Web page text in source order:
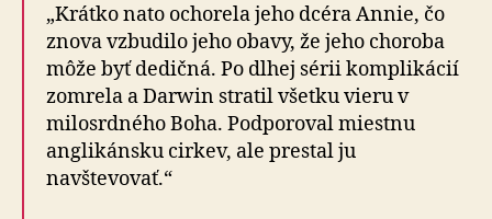
„Krátko nato ochorela jeho dcéra Annie, čo
znova vzbudilo jeho obavy, že jeho choroba
môže byť dedičná. Po dlhej sérii komplikácií
zomrela a Darwin stratil všetku vieru v
milosrdného Boha. Podporoval miestnu
anglikánsku cirkev, ale prestal ju
navštevovať.“